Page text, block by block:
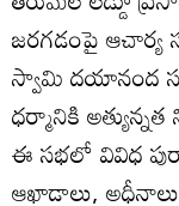
జరగడంపై ఆచార్య
స్వామి దయానంద
ధర్మానికి
ఈ సభలో వివిధ
ఆఖాడాలు,